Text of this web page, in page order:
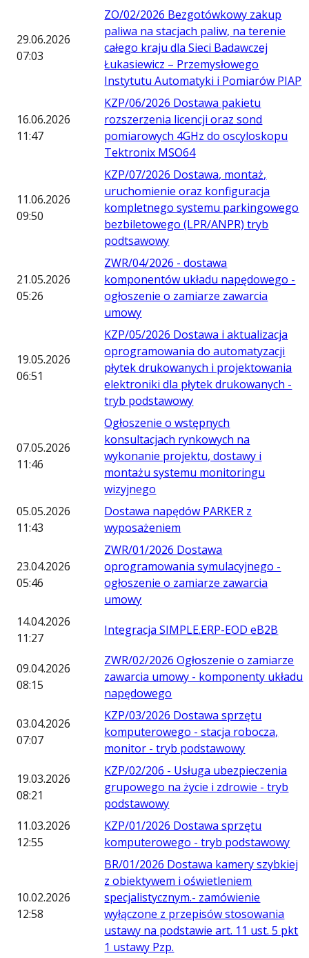
29.06.2026
07:03
ZO/02/2026 Bezgotówkowy zakup
paliwa na stacjach paliw, na terenie
całego kraju dla Sieci Badawczej
Łukasiewicz – Przemysłowego
Instytutu Automatyki i Pomiarów PIAP
16.06.2026
11:47
KZP/06/2026 Dostawa pakietu
rozszerzenia licencji oraz sond
pomiarowych 4GHz do oscyloskopu
Tektronix MSO64
11.06.2026
09:50
KZP/07/2026 Dostawa, montaż,
uruchomienie oraz konfiguracja
kompletnego systemu parkingowego
bezbiletowego (LPR/ANPR) tryb
podtsawowy
21.05.2026
05:26
ZWR/04/2026 - dostawa
komponentów układu napędowego -
ogłoszenie o zamiarze zawarcia
umowy
19.05.2026
06:51
KZP/05/2026 Dostawa i aktualizacja
oprogramowania do automatyzacji
płytek drukowanych i projektowania
elektroniki dla płytek drukowanych -
tryb podstawowy
07.05.2026
11:46
Ogłoszenie o wstępnych
konsultacjach rynkowych na
wykonanie projektu, dostawy i
montażu systemu monitoringu
wizyjnego
05.05.2026
11:43
Dostawa napędów PARKER z
wyposażeniem
23.04.2026
05:46
ZWR/01/2026 Dostawa
oprogramowania symulacyjnego -
ogłoszenie o zamiarze zawarcia
umowy
14.04.2026
11:27
Integracja SIMPLE.ERP-EOD eB2B
09.04.2026
08:15
ZWR/02/2026 Ogłoszenie o zamiarze
zawarcia umowy - komponenty układu
napędowego
03.04.2026
07:07
KZP/03/2026 Dostawa sprzętu
komputerowego - stacja robocza,
monitor - tryb podstawowy
19.03.2026
08:21
KZP/02/206 - Usługa ubezpieczenia
grupowego na życie i zdrowie - tryb
podstawowy
11.03.2026
12:55
KZP/01/2026 Dostawa sprzętu
komputerowego - tryb podstawowy
10.02.2026
12:58
BR/01/2026 Dostawa kamery szybkiej
z obiektywem i oświetleniem
specjalistycznym.- zamówienie
wyłączone z przepisów stosowania
ustawy na podstawie art. 11 ust. 5 pkt
1 ustawy Pzp.